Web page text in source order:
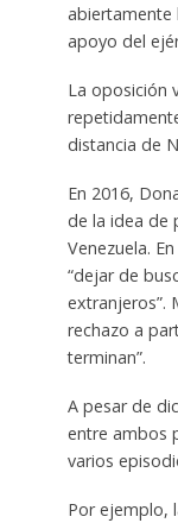
abiertamente
apoyo del
La oposición
distancia de
En 2016,
de la idea de
Venezuela.
“dejar de
extranjeros”.
rechazo a
terminan”.
A pesar de
entre ambos
varios
Por ejemplo,